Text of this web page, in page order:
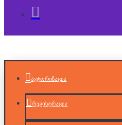
ავტორიზაცია
რეგისტრაცია